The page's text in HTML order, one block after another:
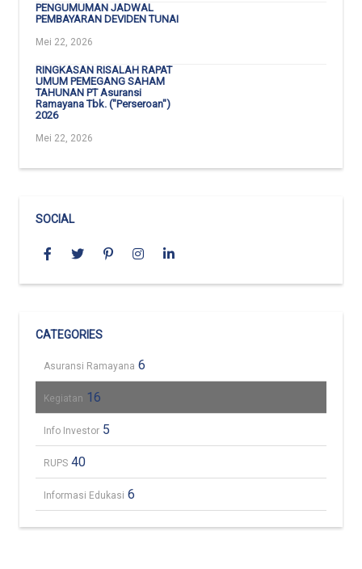
PENGUMUMAN JADWAL
PEMBAYARAN DEVIDEN TUNAI
Mei 22, 2026
RINGKASAN RISALAH RAPAT
UMUM PEMEGANG SAHAM
TAHUNAN PT Asuransi
Ramayana Tbk. ("Perseroan")
2026
Mei 22, 2026
SOCIAL
CATEGORIES
Asuransi Ramayana 6
Kegiatan 16
Info Investor 5
RUPS 40
Informasi Edukasi 6